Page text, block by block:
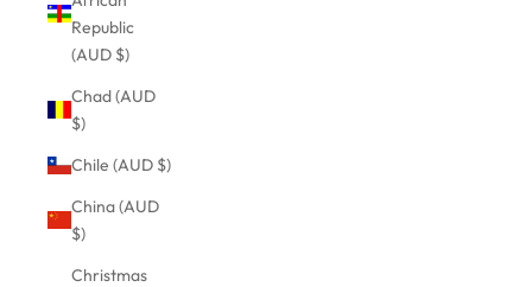
Republic
(AUD $)
Chad (AUD
$)
Chile (AUD $)
China (AUD
$)
Christmas